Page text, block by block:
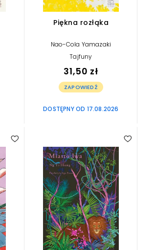
Piękna rozłąka
Nao-Cola Yamazaki
Tajfuny
31,50 zł
ZAPOWIEDŹ
DOSTĘPNY OD 17.08.2026